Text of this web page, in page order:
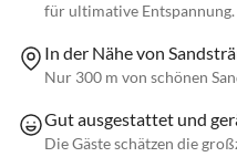
für ultimative Entspannung.
In der Nähe von
Nur 300 m von schönen
Gut ausgestattet und
Die Gäste schätzen die